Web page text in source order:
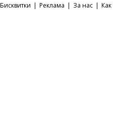
Бисквитки | Реклама | За нас |